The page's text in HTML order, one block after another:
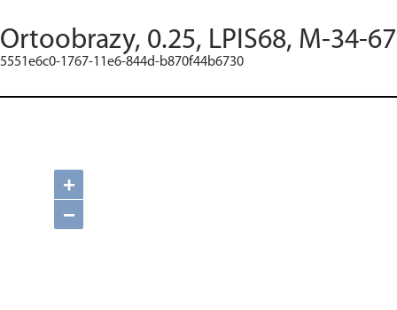
Ortoobrazy, 0.25, LPIS68, M-34-
5551e6c0-1767-11e6-844d-b870f44b6730
+
−